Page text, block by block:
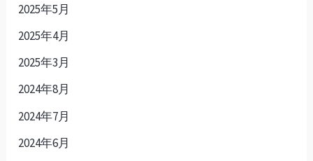
2025年5月
2025年4月
2025年3月
2024年8月
2024年7月
2024年6月